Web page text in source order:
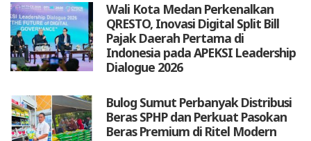
Wali Kota Medan Perkenalkan
QRESTO, Inovasi Digital Split Bill
Pajak Daerah Pertama di
Indonesia pada APEKSI Leadership
Dialogue 2026
Bulog Sumut Perbanyak Distribusi
Beras SPHP dan Perkuat Pasokan
Beras Premium di Ritel Modern